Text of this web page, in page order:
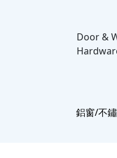
Door &
鋁窗/不